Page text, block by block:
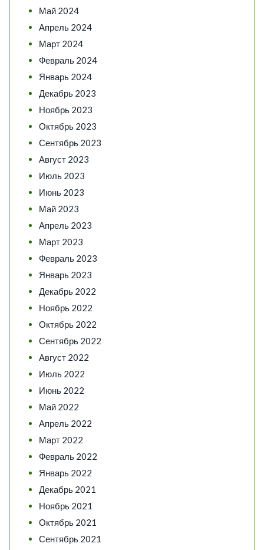
Май 2024
Апрель 2024
Март 2024
Февраль 2024
Январь 2024
Декабрь 2023
Ноябрь 2023
Октябрь 2023
Сентябрь 2023
Август 2023
Июль 2023
Июнь 2023
Май 2023
Апрель 2023
Март 2023
Февраль 2023
Январь 2023
Декабрь 2022
Ноябрь 2022
Октябрь 2022
Сентябрь 2022
Август 2022
Июль 2022
Июнь 2022
Май 2022
Апрель 2022
Март 2022
Февраль 2022
Январь 2022
Декабрь 2021
Ноябрь 2021
Октябрь 2021
Сентябрь 2021